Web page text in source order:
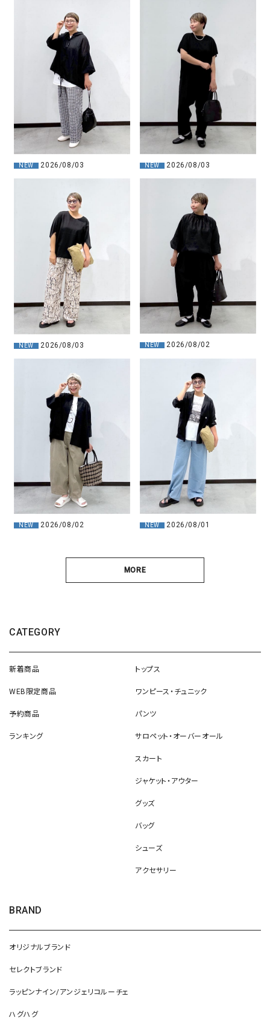
NEW 2026/08/03 NEW 2026/08/03
NEW 2026/08/03 NEW 2026/08/02
NEW 2026/08/02 NEW 2026/08/01
MORE
CATEGORY
新着商品
WEB限定商品
予約商品
ランキング
トップス
ワンピース・チュニック
パンツ
サロペット・オーバーオール
スカート
ジャケット・アウター
グッズ
バッグ
シューズ
アクセサリー
BRAND
オリジナルブランド
セレクトブランド
ラッピンナイン/アンジェリコルーチェ
ハグハグ